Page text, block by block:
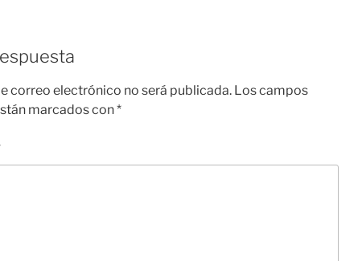
correo electrónico no será publicada. Los campos
marcados con*